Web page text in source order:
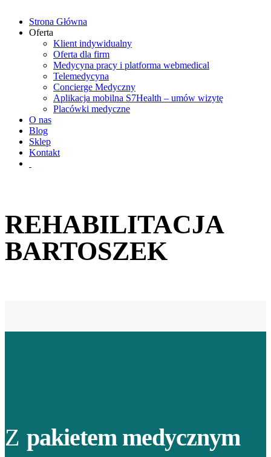
Strona Główna
Oferta
Klient indywidualny
Oferta dla firm
Medycyna pracy i platforma webmedical
Telemedycyna
Concierge Medyczny
Aplikacja mobilna S7Health – umów wizytę
Placówki medyczne
O nas
Blog
Sklep
Kontakt
REHABILITACJA
BARTOSZEK
Z pakietem medycznym